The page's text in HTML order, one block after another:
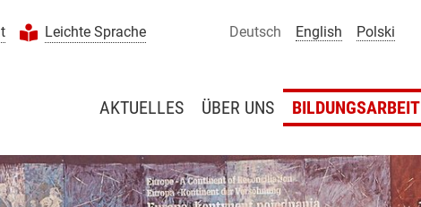
Leichte Sprache Deutsch English Polski
AKTUELLES ÜBER UNS BILDUNGSARBEIT